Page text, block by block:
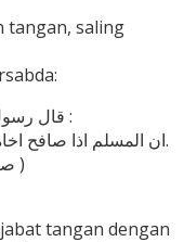
tangan, saling
قال رسول الله صلى الله عليه وسلم :
ان المسلم اذا صافح اخاه تحاتت خطاياهما كما يتحات ورقة الشجر.
( صحيح الترغيب ٢٧٢١ )
tangan dengan